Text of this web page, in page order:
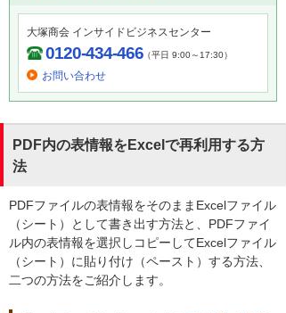
大塚商会 インサイドビジネスセンター
0120-434-466（平日 9:00～17:30）
お問い合わせ
PDF内の表情報をExcelで再利用する方
法
PDFファイルの表情報をそのままExcelファイル
（シート）として書き出す方法と、PDFファイ
ル内の表情報を選択しコピーしてExcelファイル
（シート）に貼り付け（ペースト）する方法、
二つの方法をご紹介します。